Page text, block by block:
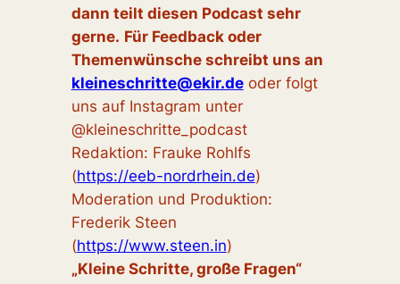
dann teilt diesen Podcast sehr
gerne. Für Feedback oder
Themenwünsche schreibt uns an
kleineschritte@ekir.deoder folgt
uns auf Instagram unter
@‌kleineschritte_podcast
Redaktion: Frauke Rohlfs
(https://eeb-nordrhein.de)
Moderation und Produktion:
Frederik Steen
(https://www.steen.in)
„Kleine Schritte, große Fragen“